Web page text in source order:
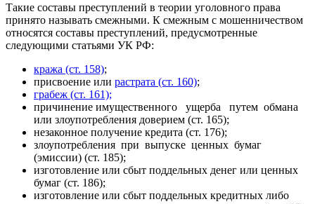
Такие составы преступлений в теории уголовного права
принято называть смежными. К смежным с мошенничеством
относятся составы преступлений, предусмотренные
следующими статьями УК РФ:
кража (ст. 158);
присвоение или растрата (ст. 160);
грабеж (ст. 161);
причинение имущественного ущерба путем обмана
или злоупотребления доверием (ст. 165);
незаконное получение кредита (ст. 176);
злоупотребления при выпуске ценных бумаг
(эмиссии) (ст. 185);
изготовление или сбыт поддельных денег или ценных
бумаг (ст. 186);
изготовление или сбыт поддельных кредитных либо